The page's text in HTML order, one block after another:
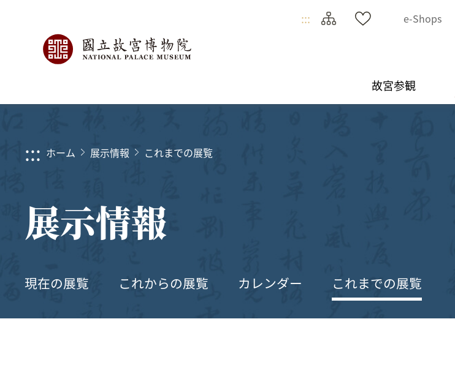
::: e-Shops
故宮参観
::: ホーム 展示情報 これまでの展覧
展示情報
現在の展覧 これからの展覧 カレンダー これまでの展覧